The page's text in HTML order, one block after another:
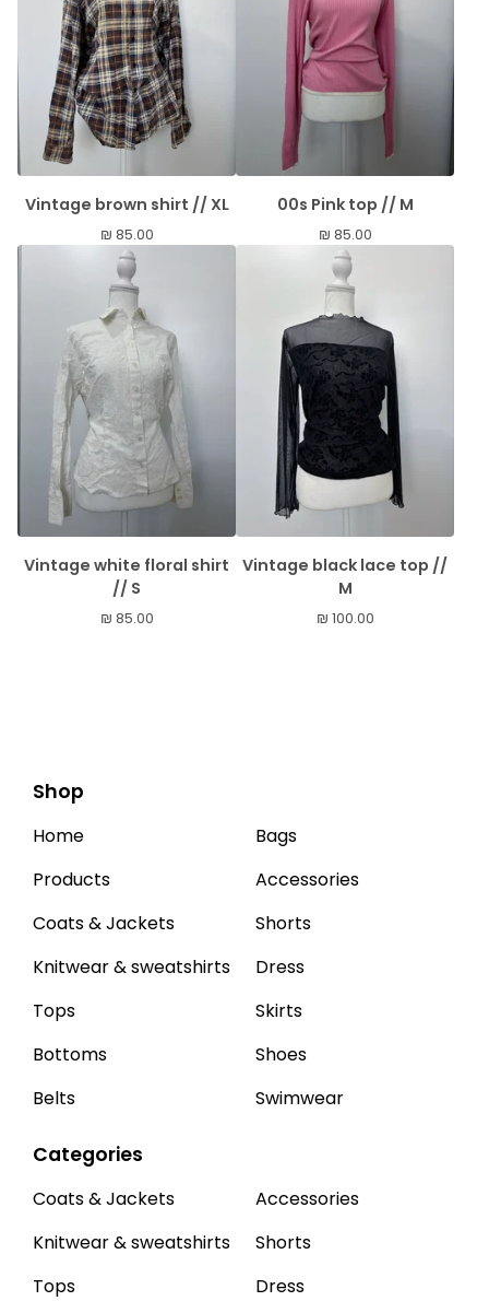
Vintage brown shirt // XL
₪ 85.00
00s Pink top // M
₪ 85.00
Vintage white floral shirt
// S
₪ 85.00
Vintage black lace top //
M
₪ 100.00
Shop
Home
Products
Coats & Jackets
Knitwear & sweatshirts
Tops
Bottoms
Belts
Bags
Accessories
Shorts
Dress
Skirts
Shoes
Swimwear
Categories
Coats & Jackets
Knitwear & sweatshirts
Tops
Accessories
Shorts
Dress